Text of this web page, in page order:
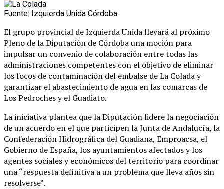
Fuente: Izquierda Unida Córdoba
El grupo provincial de Izquierda Unida llevará al próximo
Pleno de la Diputación de Córdoba una moción para
impulsar un convenio de colaboración entre todas las
administraciones competentes con el objetivo de eliminar
los focos de contaminación del embalse de La Colada y
garantizar el abastecimiento de agua en las comarcas de
Los Pedroches y el Guadiato.
La iniciativa plantea que la Diputación lidere la negociación
de un acuerdo en el que participen la Junta de Andalucía, la
Confederación Hidrográfica del Guadiana, Emproacsa, el
Gobierno de España, los ayuntamientos afectados y los
agentes sociales y económicos del territorio para coordinar
una “respuesta definitiva a un problema que lleva años sin
resolverse”.